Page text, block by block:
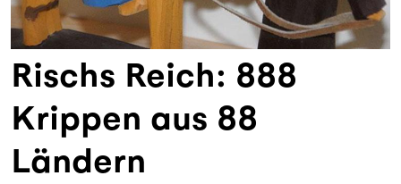
Rischs Reich: 888
Krippen aus 88
Ländern